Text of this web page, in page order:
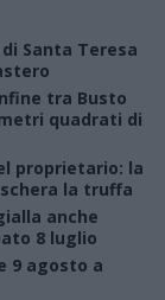
Santa Teresa
tra Busto
quadrati di
proprietario: la
la truffa
anche
8 luglio
9 agosto a